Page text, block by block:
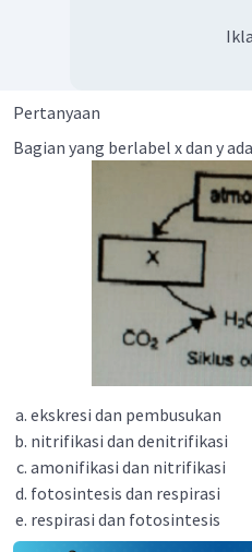
Pertanyaan
Bagian yang berlabel x dan y
ekskresi dan pembusukan
nitrifikasi dan denitrifikasi
amonifikasi dan nitrifikasi
fotosintesis dan respirasi
respirasi dan fotosintesis